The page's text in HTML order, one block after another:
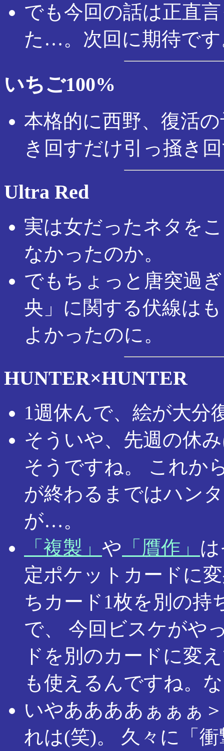
でも今回の話は正直
た…。次回に期待で
いちご100%
本格的に西野、復活
き回すだけ引っ掻き
Ultra Red
実は女だったネタを
なかったのか。
でもちょっと唐突過
央」に関する伏線は
よかったのに。
HUNTER×HUNTER
1週休んで、絵が大分
そういや、先週の休
そうですね。 これか
が終わるまではハン
が…。
「複製」 や 「贋作」
定ポケットカードに
ちカード1枚を別の持
で、 今回ビスケがや
ドを別のカードに変
も使えるんですね。
いやああああぁぁぁ
れは(笑)。 久々に「